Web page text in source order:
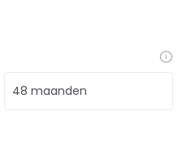
48 maanden